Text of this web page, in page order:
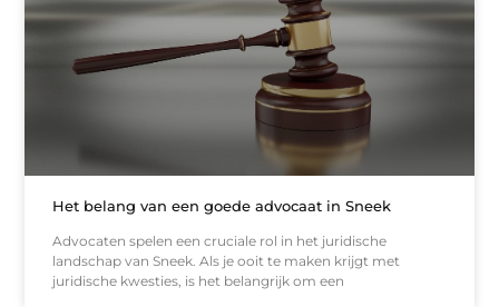
Het belang van een goede advocaat in Sneek
Advocaten spelen een cruciale rol in het juridische
landschap van Sneek. Als je ooit te maken krijgt met
juridische kwesties, is het belangrijk om een